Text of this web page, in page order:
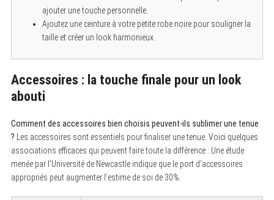
ajouter une touche personnelle.
Ajoutez une ceinture à votre petite robe noire pour souligner la
taille et créer un look harmonieux.
Accessoires : la touche finale pour un look
abouti
Comment des accessoires bien choisis peuvent-ils sublimer une tenue
? Les accessoires sont essentiels pour finaliser une tenue. Voici quelques
associations efficaces qui peuvent faire toute la différence : Une étude
menée par l’Université de Newcastle indique que le port d’accessoires
appropriés peut augmenter l’estime de soi de 30%.
r
c
f
r